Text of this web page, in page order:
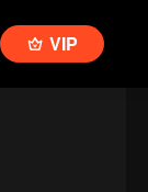
VIP